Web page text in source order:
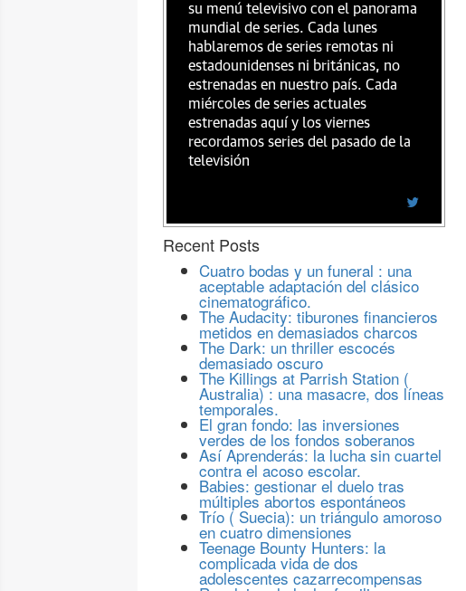
su menú televisivo con el panorama
mundial de series. Cada lunes
hablaremos de series remotas ni
estadounidenses ni británicas, no
estrenadas en nuestro país. Cada
miércoles de series actuales
estrenadas aquí y los viernes
recordamos series del pasado de la
televisión
Recent Posts
Cuatro bodas y un funeral : una
aceptable adaptación del clásico
cinematográfico.
The Audacity: tiburones financieros
metidos en demasiados charcos
The Dark: un thriller escocés
demasiado oscuro
The Killings at Parrish Station (
Australia) : una masacre, dos líneas
temporales.
El gran fondo: las inversiones
verdes de los fondos soberanos
Así Aprenderás: la lucha sin cuartel
contra el acoso escolar.
Babies: gestionar el duelo tras
múltiples abortos espontáneos
Trío ( Suecia): un triángulo amoroso
en cuatro dimensiones
Teenage Bounty Hunters: la
complicada vida de dos
adolescentes cazarrecompensas